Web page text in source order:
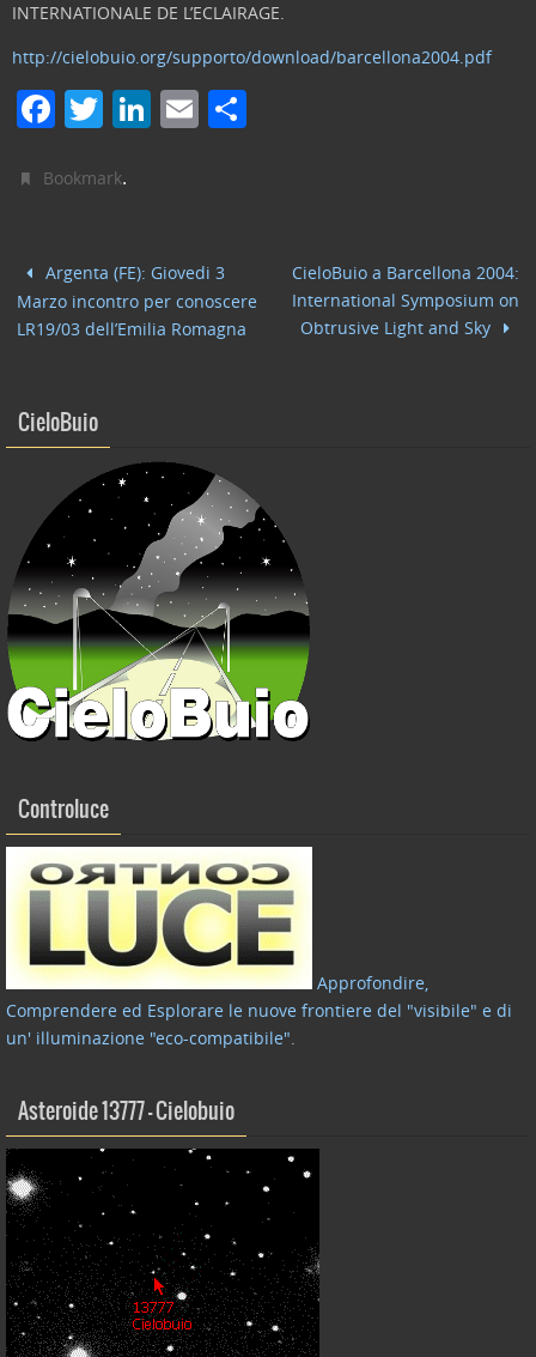
INTERNATIONALE DE L’ECLAIRAGE.
http://cielobuio.org/supporto/download/barcellona2004.pdf
F
c
b
o
o
T
itt
Li
dI
n
E
di
Bookmark.
Argenta (FE): Giovedi 3
Marzo incontro per conoscere
LR19/03 dell’Emilia Romagna
CieloBuio a Barcellona 2004:
International Symposium on
Obtrusive Light and Sky
CieloBuio
Controluce
Approfondire,
Comprendere ed Esplorare le nuove frontiere del "visibile" e di
un' illuminazione "eco-compatibile".
Asteroide 13777 – Cielobuio